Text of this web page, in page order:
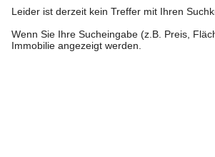
Leider ist derzeit kein Treffer mit Ihren
Wenn Sie Ihre Sucheingabe (z.B. Preis,
Immobilie angezeigt werden.